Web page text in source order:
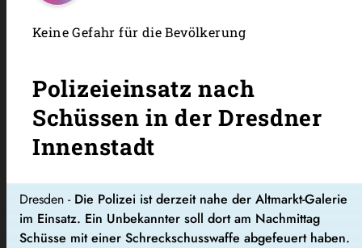
Keine Gefahr für die Bevölkerung
Polizeieinsatz nach
Schüssen in der Dresdner
Innenstadt
Dresden - Die Polizei ist derzeit nahe der Altmarkt-Galerie
im Einsatz. Ein Unbekannter soll dort am Nachmittag
Schüsse mit einer Schreckschusswaffe abgefeuert haben.